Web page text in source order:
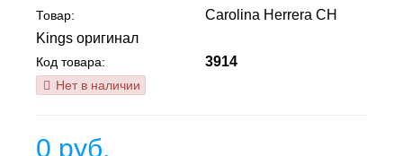
Товар:
Carolina Herrera CH
Kings оригинал
Код товара: 3914
Нет в наличии
0 руб.